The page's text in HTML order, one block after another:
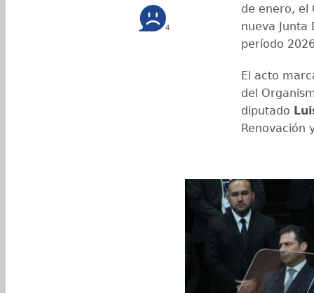
4
de enero, el
nueva
período
El acto
del
diputado
Renovación